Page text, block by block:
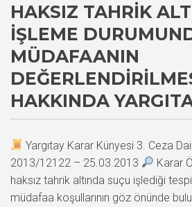
HAKSIZ TAHRIK
İŞLEME
MÜDAFAANIN
HAKKINDA
Yargıtay Karar Künyesi 3. Ceza
2013/12122 – 25.03.2013
Karar
haksız tahrik altında suçu işlediği
müdafaa koşullarının göz önünde